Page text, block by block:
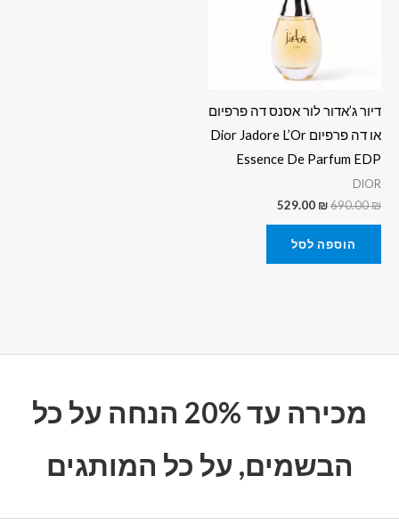
דיור ג’אדור לור אסנס דה פרפיום
או דה פרפיום Dior Jadore L’Or
Essence De Parfum EDP
DIOR
690.00₪
529.00 ₪
הוספה לסל
מכירה עד 20% הנחה על כל
הבשמים, על כל המותגים